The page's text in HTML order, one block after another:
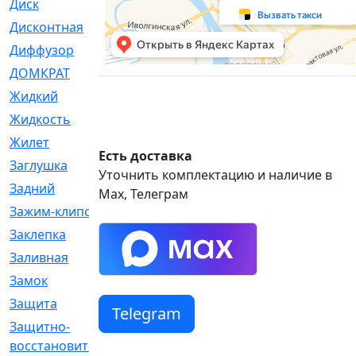
Диск
[418]
Дисконтная
[1]
Диффузор
[1]
ДОМКРАТ
[1]
Жидкий
Жидкость
Жилет
Заглушка
[21]
Задний
[528]
Зажим-клипса
Заклепка
[1]
Заливная
[4]
Замок
[12]
Защита
Защитно-
восстановительный
Есть доставка
Уточнить комплектацию и наличие в
Max, Телеграм
Telegram